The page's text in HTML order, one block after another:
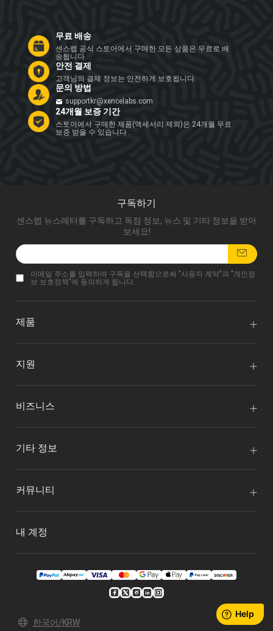
무료 배송
센스렙 공식 스토어에서 구매한 모든 상품은 무료로 배
송됩니다.
안전 결제
고객님의 결제 정보는 안전하게 보호됩니다.
문의 방법
supportkr@xencelabs.com
24개월 보증 기간
스토어에서 구매한 제품(액세서리 제외)은 24개월 무료
보증 받을 수 있습니다 .
구독하기
센스렙 뉴스레터를 구독하고 독점 정보, 뉴스 및 기타 정보을 받아
보세요!
이메일 주소를 입력하여 구독을 선택함으로써 "사용자 계약"과 "개인정
보 보호정책 "에 동의하게 됩니다.
제품
지원
비즈니스
기타 정보
커뮤니티
내 계정
한국어/KRW